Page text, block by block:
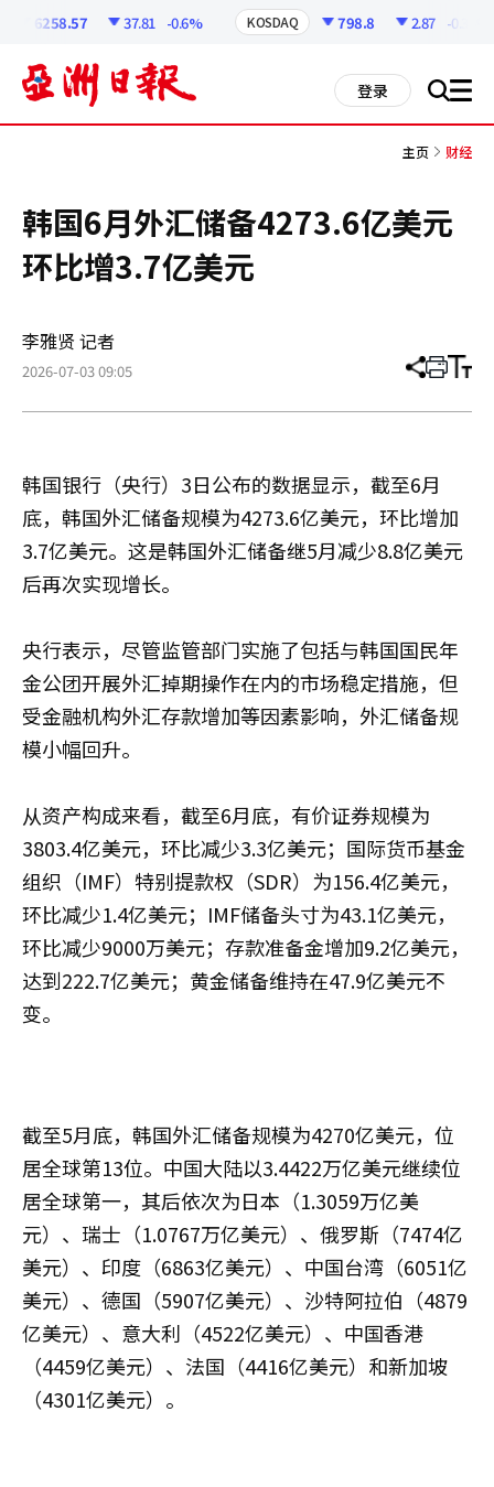
6258.57 37.81 -0.6% KOSDAQ 798.8 2.87 -0.36%
登录 搜 all
主页 财经
韩国6月外汇储备4273.6亿美元
环比增3.7亿美元
李雅贤 记者
2026-07-03 09:05 分
章
打 调
小
韩国银行（央行）3日公布的数据显示，截至6月
底，韩国外汇储备规模为4273.6亿美元，环比增加
3.7亿美元。这是韩国外汇储备继5月减少8.8亿美元
后再次实现增长。
央行表示，尽管监管部门实施了包括与韩国国民年
金公团开展外汇掉期操作在内的市场稳定措施，但
受金融机构外汇存款增加等因素影响，外汇储备规
模小幅回升。
从资产构成来看，截至6月底，有价证券规模为
3803.4亿美元，环比减少3.3亿美元；国际货币基金
组织（IMF）特别提款权（SDR）为156.4亿美元，
环比减少1.4亿美元；IMF储备头寸为43.1亿美元，
环比减少9000万美元；存款准备金增加9.2亿美元，
达到222.7亿美元；黄金储备维持在47.9亿美元不
变。
截至5月底，韩国外汇储备规模为4270亿美元，位
居全球第13位。中国大陆以3.4422万亿美元继续位
居全球第一，其后依次为日本（1.3059万亿美
元）、瑞士（1.0767万亿美元）、俄罗斯（7474亿
美元）、印度（6863亿美元）、中国台湾（6051亿
美元）、德国（5907亿美元）、沙特阿拉伯（4879
亿美元）、意大利（4522亿美元）、中国香港
（4459亿美元）、法国（4416亿美元）和新加坡
（4301亿美元）。